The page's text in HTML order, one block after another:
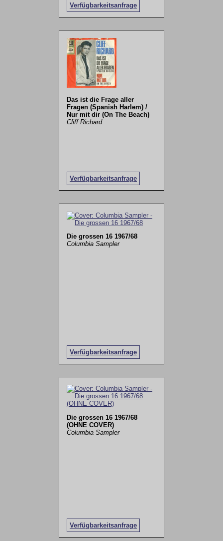
Verfügbarkeitsanfrage
Das ist die Frage aller
Fragen (Spanish Harlem) /
Nur mit dir (On The Beach)
Cliff Richard
Verfügbarkeitsanfrage
Die grossen 16 1967/68
Columbia Sampler
Verfügbarkeitsanfrage
Die grossen 16 1967/68
(OHNE COVER)
Columbia Sampler
Verfügbarkeitsanfrage